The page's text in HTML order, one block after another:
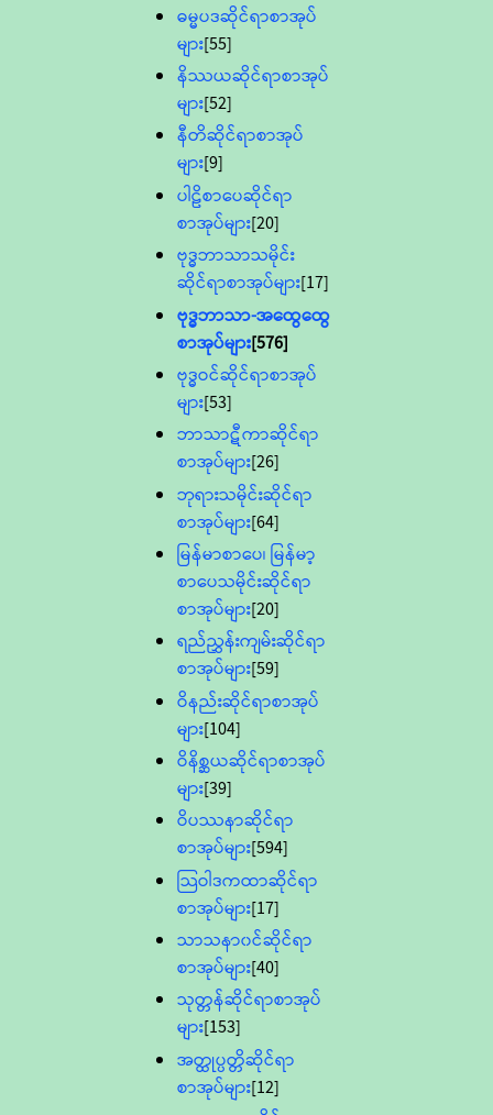
ဓမ္မပဒဆိုင်ရာစာအုပ်
များ[55]
နိဿယဆိုင်ရာစာအုပ်
များ[52]
နီတိဆိုင်ရာစာအုပ်
များ[9]
ပါဠိစာပေဆိုင်ရာ
စာအုပ်များ[20]
ဗုဒ္ဓဘာသာသမိုင်း
ဆိုင်ရာစာအုပ်များ[17]
ဗုဒ္ဓဘာသာ-အထွေထွေ
စာအုပ်များ[576]
ဗုဒ္ဓဝင်ဆိုင်ရာစာအုပ်
များ[53]
ဘာသာဋီကာဆိုင်ရာ
စာအုပ်များ[26]
ဘုရားသမိုင်းဆိုင်ရာ
စာအုပ်များ[64]
မြန်မာစာပေ၊ မြန်မာ့
စာပေသမိုင်းဆိုင်ရာ
စာအုပ်များ[20]
ရည်ညွှန်းကျမ်းဆိုင်ရာ
စာအုပ်များ[59]
ဝိနည်းဆိုင်ရာစာအုပ်
များ[104]
ဝိနိစ္ဆယဆိုင်ရာစာအုပ်
များ[39]
ဝိပဿနာဆိုင်ရာ
စာအုပ်များ[594]
သြဝါဒကထာဆိုင်ရာ
စာအုပ်များ[17]
သာသနာ၀င်ဆိုင်ရာ
စာအုပ်များ[40]
သုတ္တန်ဆိုင်ရာစာအုပ်
များ[153]
အတ္ထုပ္ပတ္တိဆိုင်ရာ
စာအုပ်များ[12]